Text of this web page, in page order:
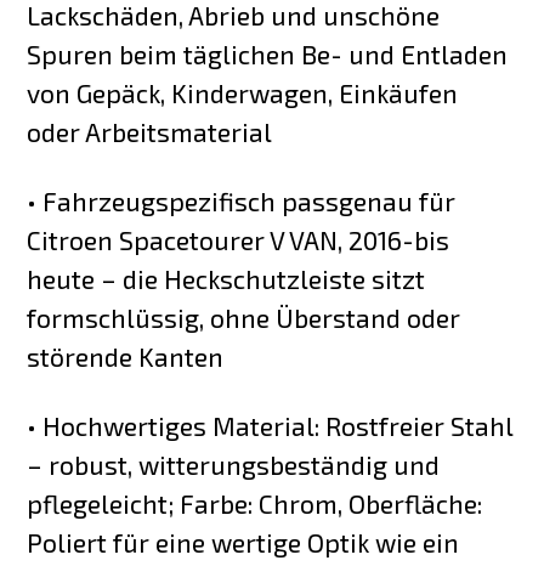
Lackschäden, Abrieb und unschöne
Spuren beim täglichen Be- und Entladen
von Gepäck, Kinderwagen, Einkäufen
oder Arbeitsmaterial
• Fahrzeugspezifisch passgenau für
Citroen Spacetourer V VAN, 2016-bis
heute – die Heckschutzleiste sitzt
formschlüssig, ohne Überstand oder
störende Kanten
• Hochwertiges Material: Rostfreier Stahl
– robust, witterungsbeständig und
pflegeleicht; Farbe: Chrom, Oberfläche:
Poliert für eine wertige Optik wie ein